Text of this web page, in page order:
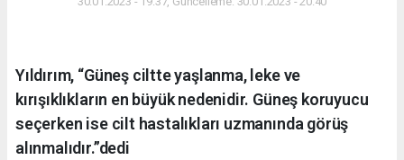
Yıldırım, “Güneş ciltte yaşlanma, leke ve
kırışıklıkların en büyük nedenidir. Güneş koruyucu
seçerken ise cilt hastalıkları uzmanında görüş
alınmalıdır.”dedi